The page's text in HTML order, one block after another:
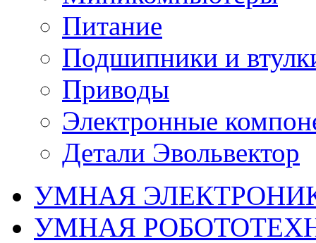
Питание
Подшипники и
Приводы
Электронные
Детали Эвольвектор
УМНАЯ
УМНАЯ